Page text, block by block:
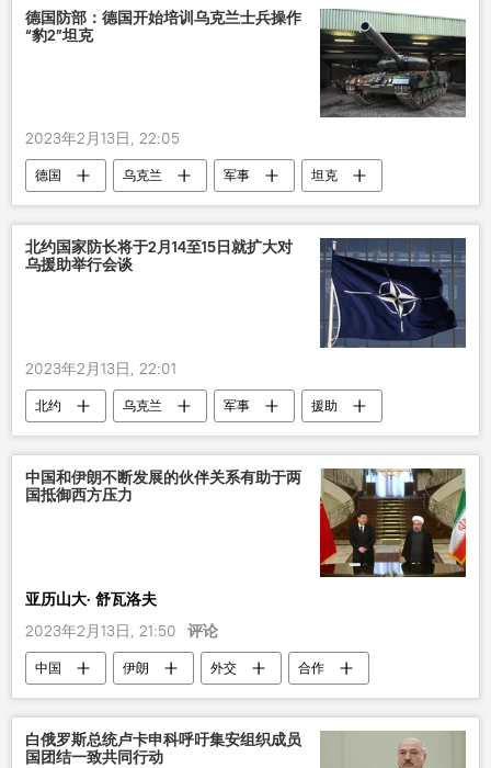
德国防部：德国开始培训乌克兰士兵操作
“豹2”坦克
2023年2月13日, 22:05
德国 乌克兰 军事
坦克
援助
培训 国际
北约国家防长将于2月14至15日就扩大对
乌援助举行会谈
2023年2月13日, 22:01
北约 乌克兰 军事
援助
会谈
国际
中国和伊朗不断发展的伙伴关系有助于两
国抵御西方压力
亚历山大· 舒瓦洛夫
2023年2月13日, 21:50
评论
中国 伊朗 外交
合作
关系
西方 压力 评论
白俄罗斯总统卢卡申科呼吁集安组织成员
国团结一致共同行动